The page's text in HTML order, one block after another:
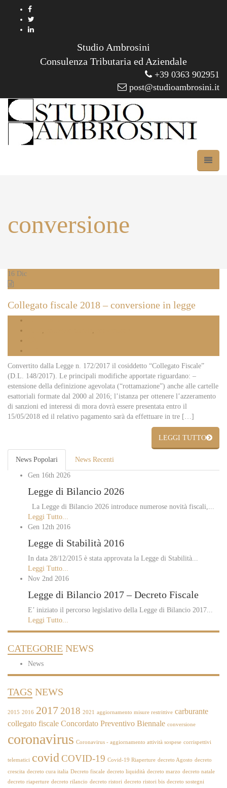
Studio Ambrosini
Consulenza Tributaria ed Aziendale
+39 0363 902951
post@studioambrosini.it
conversione
16 Dic
Collegato fiscale 2018 – conversione in legge
, ,
Convertito dalla Legge n. 172/2017 il cosiddetto “Collegato Fiscale”
(D.L. 148/2017). Le principali modifiche apportate riguardano: –
estensione della definizione agevolata (“rottamazione”) anche alle cartelle
esattoriali formate dal 2000 al 2016; l’istanza per ottenere l’azzeramento
di sanzioni ed interessi di mora dovrà essere presentata entro il
15/05/2018 ed il relativo pagamento sarà da effettuare in tre […]
LEGGI TUTTO
News Popolari News Recenti
Gen 16th 2026
Legge di Bilancio 2026
La Legge di Bilancio 2026 introduce numerose novità fiscali,...
Leggi Tutto...
Gen 12th 2016
Legge di Stabilità 2016
In data 28/12/2015 è stata approvata la Legge di Stabilità...
Leggi Tutto...
Nov 2nd 2016
Legge di Bilancio 2017 – Decreto Fiscale
E’ iniziato il percorso legislativo della Legge di Bilancio 2017...
Leggi Tutto...
CATEGORIE NEWS
News
TAGS NEWS
2015 2016 2017 2018 2021 aggiornamento misure restrittive carburante
collegato fiscale Concordato Preventivo Biennale conversione
coronavirus Coronavirus - aggiornamento attività sospese corrispettivi
telematici covid COVID-19 Covid-19 Riaperture decreto Agosto decreto
crescita decreto cura italia Decreto fiscale decreto liquidità decreto marzo decreto natale
decreto riaperture decreto rilancio decreto ristori decreto ristori bis decreto sostegni